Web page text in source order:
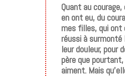
Quant au
en ont eu, du
mes filles, qui ont
réussi à surmonté
leur douleur, pour
père que
aiment. Mais